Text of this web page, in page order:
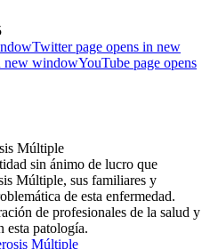
Twitter page opens in new
new windowYouTube page opens
Múltiple
sin ánimo de lucro que
Múltiple, sus familiares y
de esta enfermedad.
de profesionales de la salud y
esta patología.